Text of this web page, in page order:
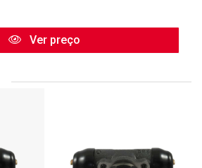
Ver preço